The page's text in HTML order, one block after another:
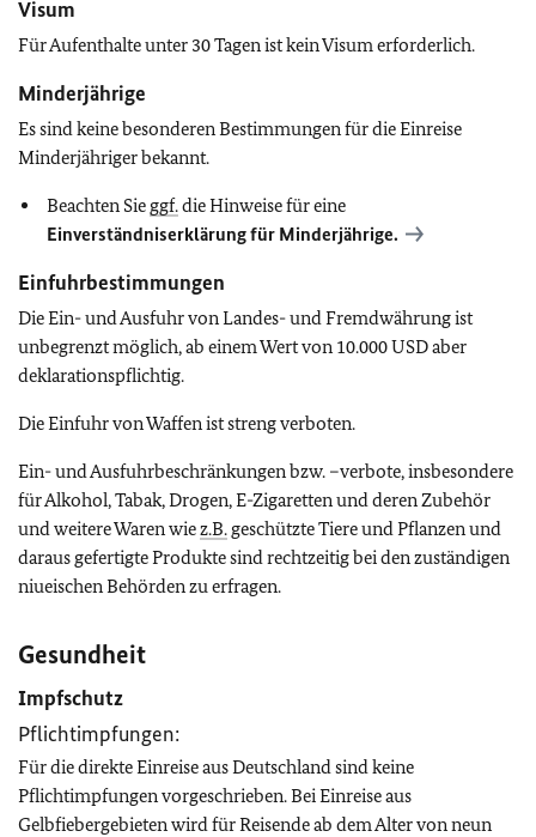
Visum
Für Aufenthalte unter 30 Tagen ist kein Visum erforderlich.
Minderjährige
Es sind keine besonderen Bestimmungen für die Einreise
Minderjähriger bekannt.
Beachten Sie ggf.die Hinweise für eine
Einverständniserklärung für Minderjährige.
Einfuhrbestimmungen
Die Ein- und Ausfuhr von Landes- und Fremdwährung ist
unbegrenzt möglich, ab einem Wert von 10.000 USD aber
deklarationspflichtig.
Die Einfuhr von Waffen ist streng verboten.
Ein- und Ausfuhrbeschränkungen bzw. –verbote, insbesondere
für Alkohol, Tabak, Drogen, E-Zigaretten und deren Zubehör
und weitere Waren wiez.B. geschützte Tiere und Pflanzen und
daraus gefertigte Produkte sind rechtzeitig bei den zuständigen
niueischen Behörden zu erfragen.
Gesundheit
Impfschutz
Pflichtimpfungen:
Für die direkte Einreise aus Deutschland sind keine
Pflichtimpfungen vorgeschrieben.Bei Einreise aus
Gelbfiebergebieten wird für Reisende ab dem Alter von neun